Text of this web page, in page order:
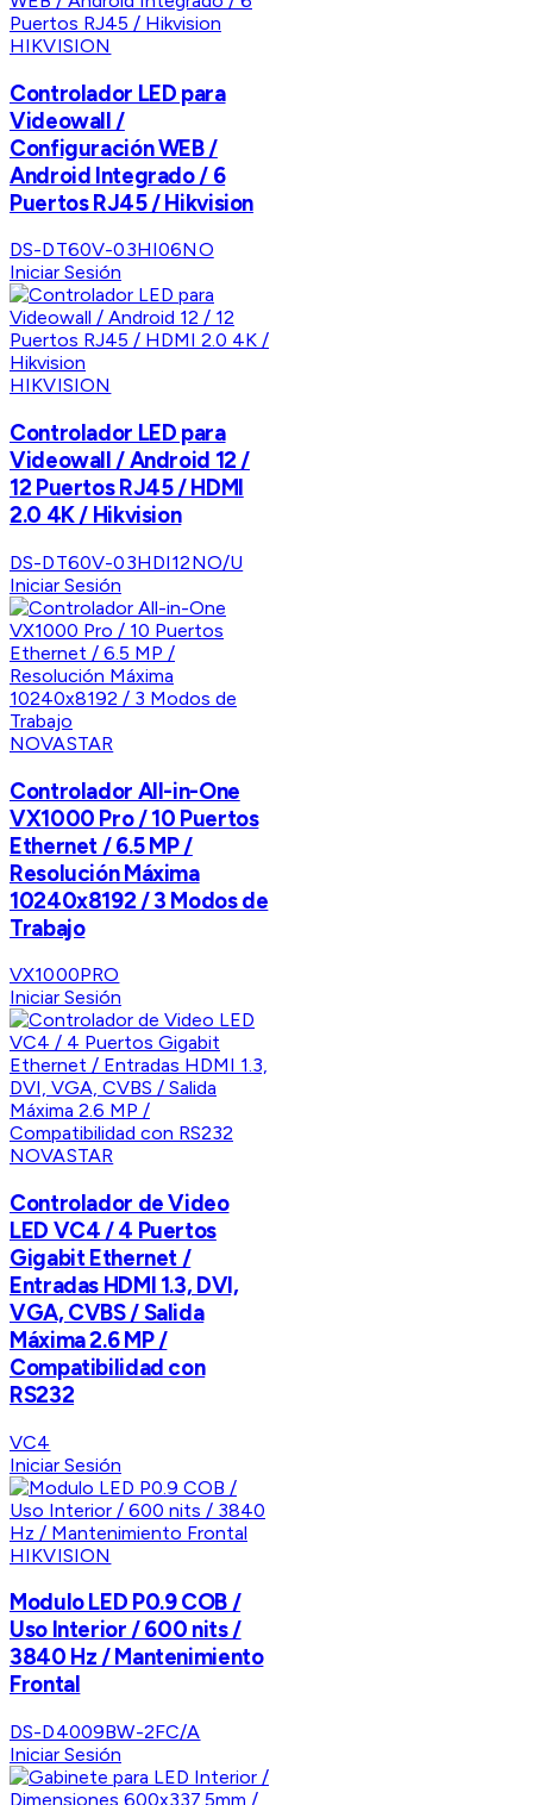
HIKVISION
Controlador LED para
Videowall /
Configuración WEB /
Android Integrado / 6
Puertos RJ45 / Hikvision
DS-DT60V-03HI06NO
Iniciar Sesión
HIKVISION
Controlador LED para
Videowall / Android 12 /
12 Puertos RJ45 / HDMI
2.0 4K / Hikvision
DS-DT60V-03HDI12NO/U
Iniciar Sesión
NOVASTAR
Controlador All-in-One
VX1000 Pro / 10 Puertos
Ethernet / 6.5 MP /
Resolución Máxima
10240x8192 / 3 Modos de
Trabajo
VX1000PRO
Iniciar Sesión
NOVASTAR
Controlador de Video
LED VC4 / 4 Puertos
Gigabit Ethernet /
Entradas HDMI 1.3, DVI,
VGA, CVBS / Salida
Máxima 2.6 MP /
Compatibilidad con
RS232
VC4
Iniciar Sesión
HIKVISION
Modulo LED P0.9 COB /
Uso Interior / 600 nits /
3840 Hz / Mantenimiento
Frontal
DS-D4009BW-2FC/A
Iniciar Sesión